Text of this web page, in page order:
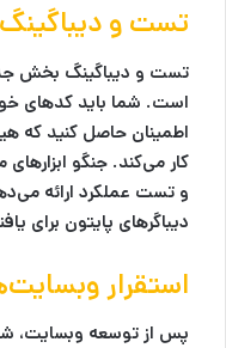
تست و دیباگینگ
تست و دیباگینگ بخش
است. شما باید کدهای
اطمینان حاصل کنید که
کار می‌کند. جنگو
و تست عملکرد ارائه
دیباگرهای پایتون برای
استقرار
پس از توسعه وبسایت،